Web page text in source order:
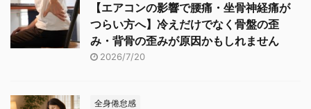
【エアコンの影響で腰痛・坐骨神経痛が
つらい方へ】冷えだけでなく骨盤の歪
み・背骨の歪みが原因かもしれません
2026/7/20
全身倦怠感